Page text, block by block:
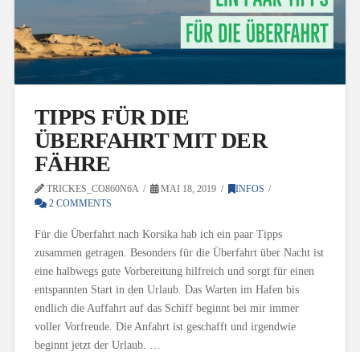
TIPPS FÜR DIE
ÜBERFAHRT MIT DER
FÄHRE
TRICKES_CO860N6A MAI 18, 2019
INFOS
2 COMMENTS
Für die Überfahrt nach Korsika hab ich ein paar Tipps
zusammen getragen. Besonders für die Überfahrt über Nacht ist
eine halbwegs gute Vorbereitung hilfreich und sorgt für einen
entspannten Start in den Urlaub. Das Warten im Hafen bis
endlich die Auffahrt auf das Schiff beginnt bei mir immer
voller Vorfreude. Die Anfahrt ist geschafft und irgendwie
beginnt jetzt der Urlaub. …